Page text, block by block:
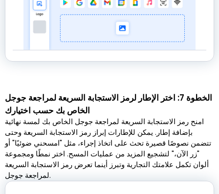
الخطوة 7: اختر الإطار لرمز الاستجابة السريعة لمراجعة جوجل
الخاص بك حسب اختيارك
امنح رمز الاستجابة السريعة لمراجعة جوجل الخاص بك لمسة نهائية
بإضافة إطار. يمكن للإطارات إبراز رمز الاستجابة السريعة وحتى
تتضمن نصوصًا قصيرة تحث على اتخاذ إجراء، مثل "امسحني ضوئيًا" أو
"زر الآن،" لتشجيع المزيد من عمليات المسح. اختر نمطًا ومجموعة
ألوان تكمل علامتك التجارية وتبرز أينما تعرض رمز الاستجابة السريعة
لمراجعة جوجل.